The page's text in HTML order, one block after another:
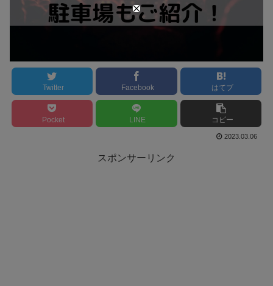
Twitter Facebook はてブ
Pocket LINE コピー
2023.03.06
スポンサーリンク